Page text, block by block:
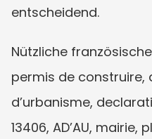
entscheidend.
Nützliche
permis de construire,
d’urbanisme,
13406, AD’AU, mairie,